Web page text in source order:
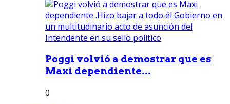
Poggi volvió a demostrar que es
Maxi dependiente...
0